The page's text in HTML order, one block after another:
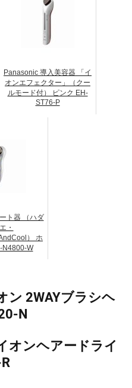
Panasonic 導入美容器 「イ
オンエフェクター」（クー
ルモード付） ピンク EH-
ST76-P
ト器 （ハダ
・
） ホ
N4800-W
ン 2WAYブラシヘ
N
オンヘアードライ